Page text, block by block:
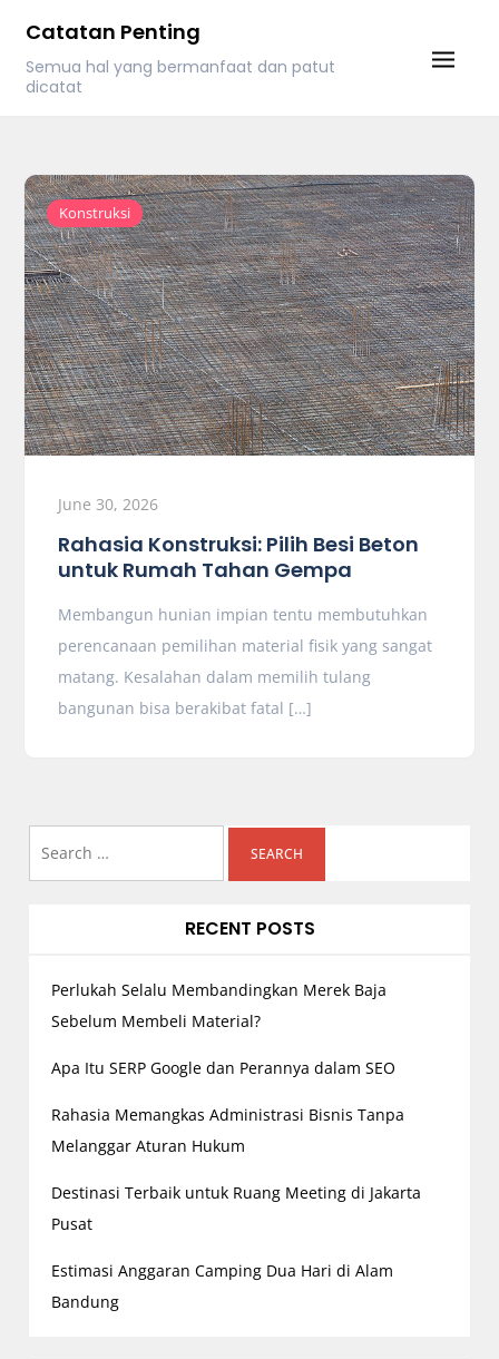
content
Catatan Penting
Semua hal yang bermanfaat dan patut
dicatat
Konstruksi
June 30, 2026
Rahasia Konstruksi: Pilih Besi Beton
untuk Rumah Tahan Gempa
Membangun hunian impian tentu membutuhkan
perencanaan pemilihan material fisik yang sangat
matang. Kesalahan dalam memilih tulang
bangunan bisa berakibat fatal […]
RECENT POSTS
Perlukah Selalu Membandingkan Merek Baja
Sebelum Membeli Material?
Apa Itu SERP Google dan Perannya dalam SEO
Rahasia Memangkas Administrasi Bisnis Tanpa
Melanggar Aturan Hukum
Destinasi Terbaik untuk Ruang Meeting di Jakarta
Pusat
Estimasi Anggaran Camping Dua Hari di Alam
Bandung